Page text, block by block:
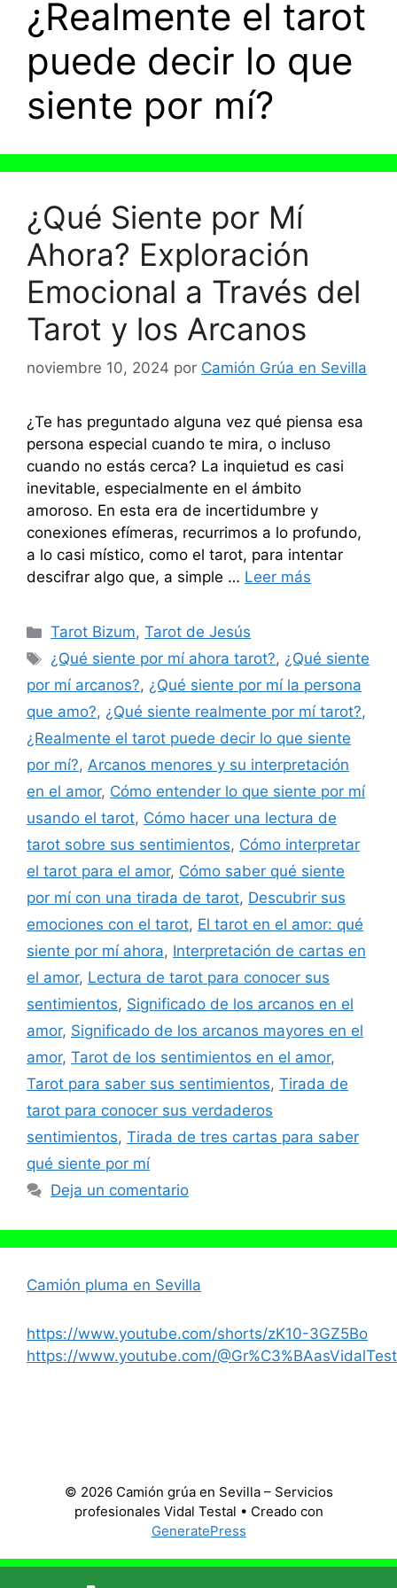
¿Realmente el tarot
puede decir lo que
siente por mí?
¿Qué Siente por Mí
Ahora? Exploración
Emocional a Través del
Tarot y los Arcanos
noviembre 10, 2024 por Camión Grúa en Sevilla
¿Te has preguntado alguna vez qué piensa esa
persona especial cuando te mira, o incluso
cuando no estás cerca? La inquietud es casi
inevitable, especialmente en el ámbito
amoroso. En esta era de incertidumbre y
conexiones efímeras, recurrimos a lo profundo,
a lo casi místico, como el tarot, para intentar
descifrar algo que, a simple … Leer más
Categorías
Tarot Bizum,Tarot de Jesús
Etiquetas
¿Qué siente por mí ahora tarot?, ¿Qué siente
por mí arcanos?, ¿Qué siente por mí la persona
que amo?, ¿Qué siente realmente por mí tarot?,
¿Realmente el tarot puede decir lo que siente
por mí?, Arcanos menores y su interpretación
en el amor, Cómo entender lo que siente por mí
usando el tarot, Cómo hacer una lectura de
tarot sobre sus sentimientos, Cómo interpretar
el tarot para el amor, Cómo saber qué siente
por mí con una tirada de tarot, Descubrir sus
emociones con el tarot, El tarot en el amor: qué
siente por mí ahora, Interpretación de cartas en
el amor, Lectura de tarot para conocer sus
sentimientos, Significado de los arcanos en el
amor, Significado de los arcanos mayores en el
amor, Tarot de los sentimientos en el amor,
Tarot para saber sus sentimientos, Tirada de
tarot para conocer sus verdaderos
sentimientos, Tirada de tres cartas para saber
qué siente por mí
Deja un comentario
Camión pluma en Sevilla
https://www.youtube.com/shorts/zK10-3GZ5Bo
https://www.youtube.com/
© 2026 Camión grúa en Sevilla – Servicios
profesionales Vidal Testal • Creado con
GeneratePress